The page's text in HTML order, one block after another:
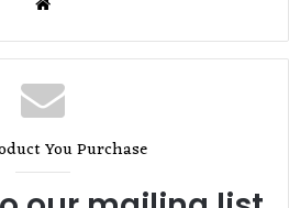
You Purchase